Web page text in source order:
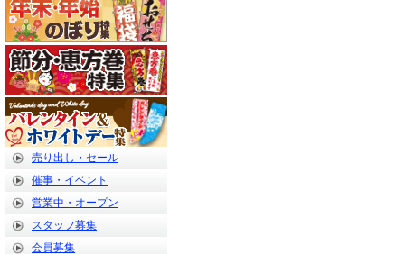
売り出し・セール
催事・イベント
営業中・オープン
スタッフ募集
会員募集